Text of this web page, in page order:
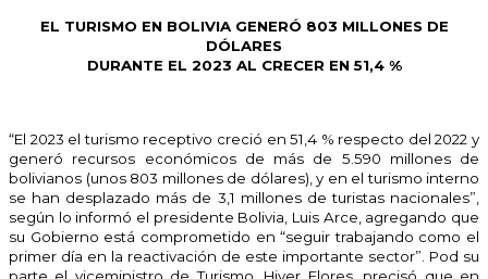
EL TURISMO EN BOLIVIA GENERÓ 803 MILLONES DE
DÓLARES
DURANTE EL 2023 AL CRECER EN 51,4 %
“El 2023 el turismo receptivo creció en 51,4 % respecto del 2022 y
generó recursos económicos de más de 5.590 millones de
bolivianos (unos 803 millones de dólares), y en el turismo interno
se han desplazado más de 3,1 millones de turistas nacionales”,
según lo informó el presidente Bolivia, Luis Arce, agregando que
su Gobierno está comprometido en “seguir trabajando como el
primer día en la reactivación de este importante sector”. Pod su